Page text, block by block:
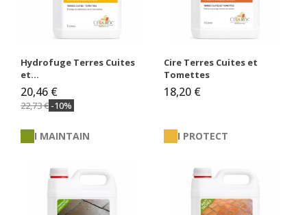
Hydrofuge Terres Cuites
et...
22,73 € -10%
20,46 €
Cire Terres Cuites et
Tomettes
18,20 €
I MAINTAIN I PROTECT